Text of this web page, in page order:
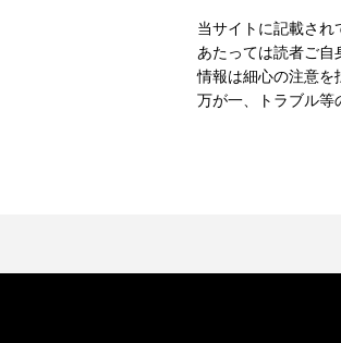
当サイトに記載され
あたっては読者ご
情報は細心の注意を
万が一、トラブル等